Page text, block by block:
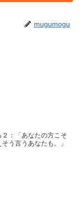
mugumogu
：「あなたの方こそ
う言うあなたも。」